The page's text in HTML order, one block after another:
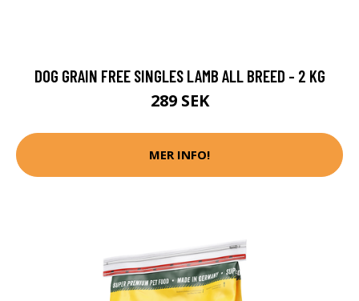
DOG GRAIN FREE SINGLES LAMB ALL BREED - 2 KG
289 SEK
MER INFO!